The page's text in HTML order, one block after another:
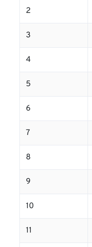
2
3
4
5
6
7
8
9
10
11